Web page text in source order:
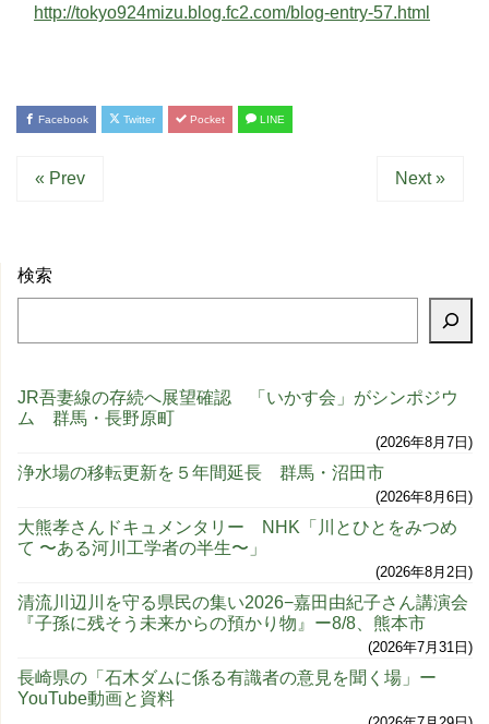
http://tokyo924mizu.blog.fc2.com/blog-entry-57.html
Facebook Twitter Pocket LINE
« Prev Next »
検索
JR吾妻線の存続へ展望確認 「いかす会」がシンポジウ
ム 群馬・長野原町
2026年8月7日
浄水場の移転更新を５年間延長 群馬・沼田市
2026年8月6日
大熊孝さんドキュメンタリー NHK「川とひとをみつめ
て 〜ある河川工学者の半生〜」
2026年8月2日
清流川辺川を守る県民の集い2026−嘉田由紀子さん講演会
『子孫に残そう未来からの預かり物』ー8/8、熊本市
2026年7月31日
長崎県の「石木ダムに係る有識者の意見を聞く場」ー
YouTube動画と資料